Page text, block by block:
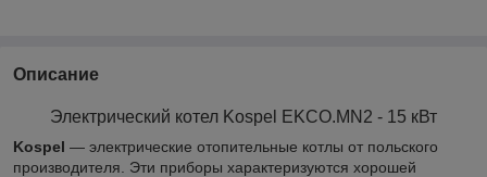
Описание
Электрический котел Kospel EKCO.MN2 - 15 кВт
Kospel — электрические отопительные котлы от польского
производителя. Эти приборы характеризуются хорошей